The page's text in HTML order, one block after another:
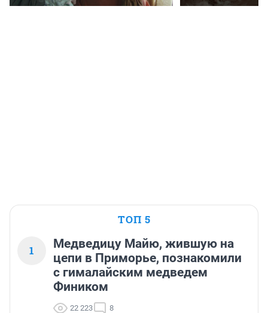
ТОП 5
1
Медведицу Майю, жившую на
цепи в Приморье, познакомили
с гималайским медведем
Фиником
22 223 8